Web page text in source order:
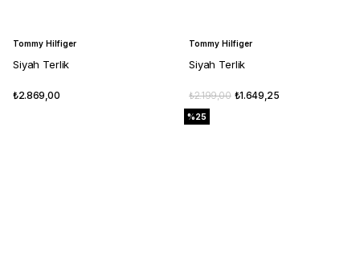
Tommy Hilfiger
Siyah Terlik
₺2.869,00
Tommy Hilfiger
Siyah Terlik
₺1.649,25
₺2.199,00
%25